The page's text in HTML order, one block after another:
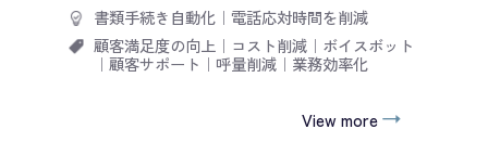
書類手続き自動化｜ 電話応対時間を削減
顧客満足度の向上 ｜ コスト削減｜ ボイスボット
｜ 顧客サポート ｜ 呼量削減｜ 業務効率化
View more